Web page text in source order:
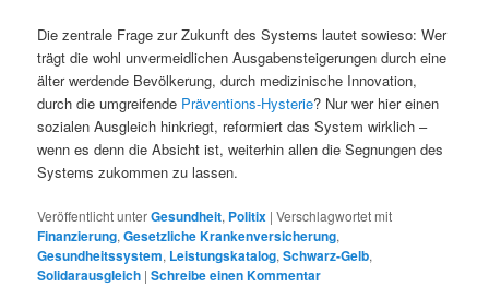
Die zentrale Frage zur Zukunft des Systems lautet sowieso: Wer
trägt die wohl unvermeidlichen Ausgabensteigerungen durch eine
älter werdende Bevölkerung, durch medizinische Innovation,
durch die umgreifende Präventions-Hysterie? Nur wer hier einen
sozialen Ausgleich hinkriegt, reformiert das System wirklich –
wenn es denn die Absicht ist, weiterhin allen die Segnungen des
Systems zukommen zu lassen.
Veröffentlicht unterGesundheit, Politix |Verschlagwortet mit
Finanzierung,Gesetzliche Krankenversicherung,
Gesundheitssystem, Leistungskatalog,Schwarz-Gelb,
Solidarausgleich |Schreibe einen Kommentar